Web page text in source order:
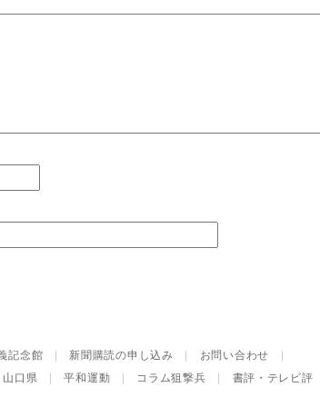
記念館 新聞購読の申し込み お問い合わせ
山口県 |平和運動 コラム狙撃兵 書評・テレビ評